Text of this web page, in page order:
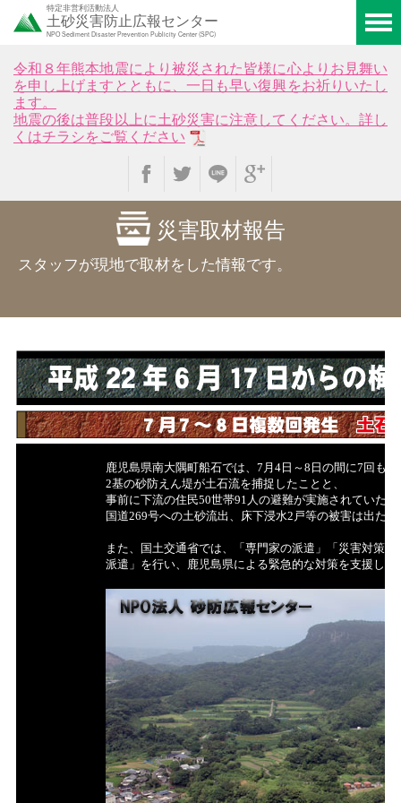
特定非営利活動法人
土砂災害防止広報センター
NPO Sediment Disaster Prevention Publicity Center (SPC)
令和８年熊本地震により被災された皆様に心よりお見舞い
を申し上げますとともに、一日も早い復興をお祈りいたし
ます。
地震の後は普段以上に土砂災害に注意してください。詳し
くはチラシをご覧ください
災害取材報告
スタッフが現地で取材をした情報です。
鹿児島県南大隅町船石では、7月4日～8日の間に7回も
2基の砂防えん堤が土石流を捕捉したことと、
事前に下流の住民50世帯91人の避難が実施されていた
国道269号への土砂流出、床下浸水2戸等の被害は出た
また、国土交通省では、「専門家の派遣」「災害対策
派遣」を行い、鹿児島県による緊急的な対策を支援した